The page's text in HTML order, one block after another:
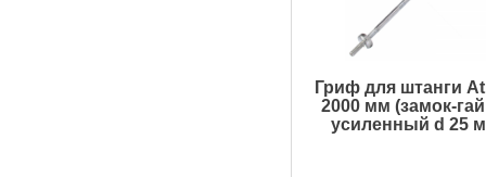
Гриф для штанги
2000 мм (замок-
усиленный d 25